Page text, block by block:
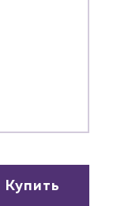
Купить